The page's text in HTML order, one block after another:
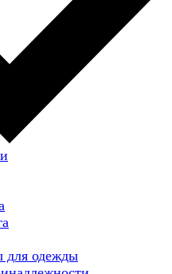
для одежды